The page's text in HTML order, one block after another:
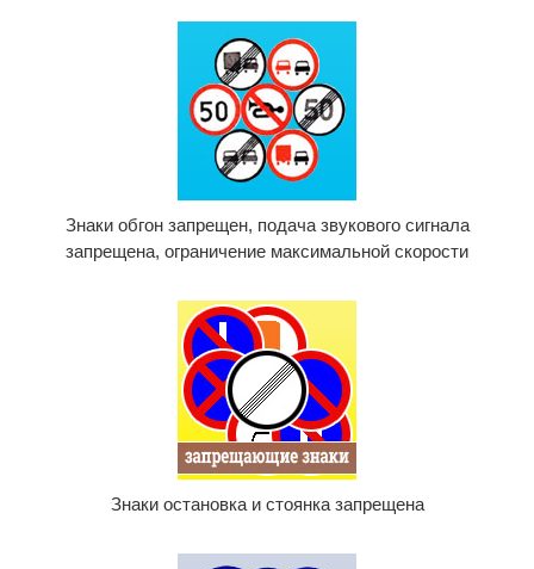
Знаки обгон запрещен, подача звукового сигнала
запрещена, ограничение максимальной скорости
Знаки остановка и стоянка запрещена